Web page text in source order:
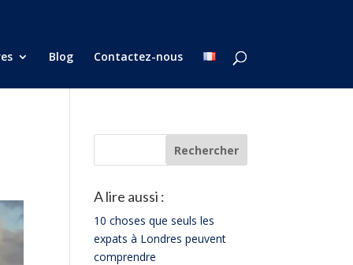
Blog Contactez-nous
A lire aussi :
10 choses que seuls les
expats à Londres peuvent
comprendre